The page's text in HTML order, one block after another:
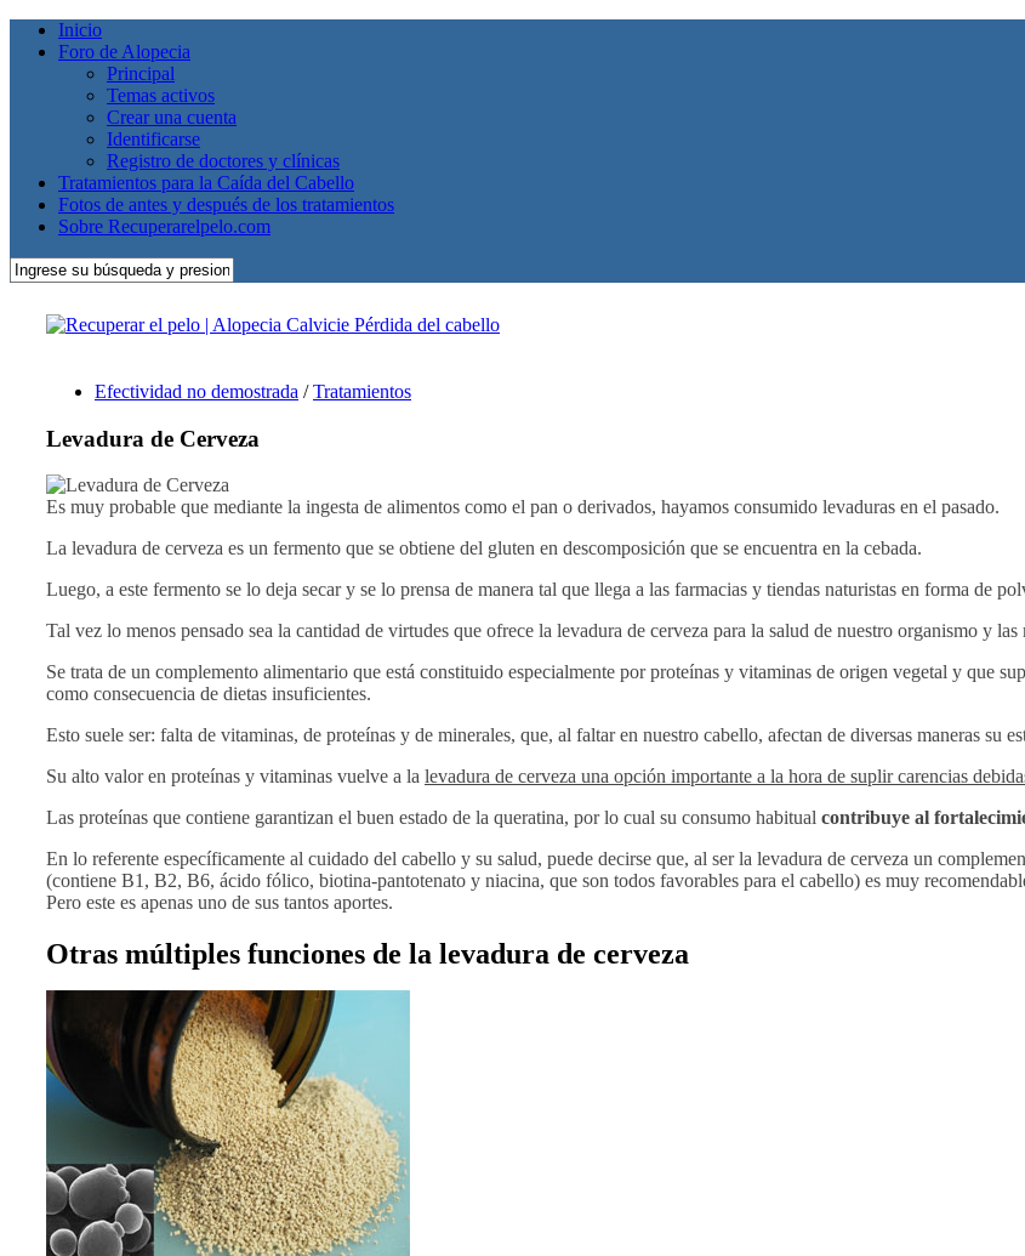
Inicio
Foro de Alopecia
Principal
Temas activos
Crear una cuenta
Identificarse
Registro de doctores y clínicas
Tratamientos para la Caída del Cabello
Fotos de antes y después de los tratamientos
Sobre Recuperarelpelo.com
Efectividad no demostrada / Tratamientos
Levadura de Cerveza
Es muy probable que mediante la ingesta de alimentos como el pan o derivados, hayamos consumido levaduras en el pasado.
La levadura de cerveza es un fermento que se obtiene del gluten en descomposición que se encuentra en la cebada.
Luego, a este fermento se lo deja secar y se lo prensa de manera tal que llega a las farmacias y tiendas naturistas en forma de
Tal vez lo menos pensado sea la cantidad de virtudes que ofrece la levadura de cerveza para la salud de nuestro organismo y
Se trata de un complemento alimentario que está constituido especialmente por proteínas y vitaminas de origen vegetal y que
como consecuencia de dietas insuficientes.
Esto suele ser: falta de vitaminas, de proteínas y de minerales, que, al faltar en nuestro cabello, afectan de diversas maneras su
Su alto valor en proteínas y vitaminas vuelve a la levadura de cerveza una opción importante a la hora de suplir carencias
Las proteínas que contiene garantizan el buen estado de la queratina, por lo cual su consumo habitual contribuye al
En lo referente específicamente al cuidado del cabello y su salud, puede decirse que, al ser la levadura de cerveza un
(contiene B1, B2, B6, ácido fólico, biotina-pantotenato y niacina, que son todos favorables para el cabello) es muy
Pero este es apenas uno de sus tantos aportes.
Otras múltiples funciones de la levadura de cerveza